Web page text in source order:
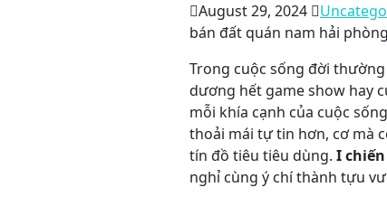
August 29, 2024
bán đất quán nam hải phòng
Trong cuộc sống đời
dương hết game show hay
mỗi khía cạnh của cuộc
thoải mái tự tin hơn, cơ mà
tín đồ tiêu tiêu dùng. I
nghỉ cùng ý chí thành tựu